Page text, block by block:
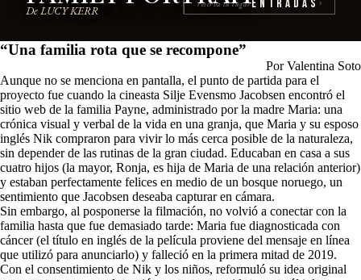
De LUCY KERR
reserva tu lugarEntradas ›
“Una familia rota que se recompone”
Por Valentina Soto
Aunque no se menciona en pantalla, el punto de partida para el
proyecto fue cuando la cineasta Silje Evensmo Jacobsen encontró el
sitio web de la familia Payne, administrado por la madre Maria: una
crónica visual y verbal de la vida en una granja, que Maria y su esposo
inglés Nik compraron para vivir lo más cerca posible de la naturaleza,
sin depender de las rutinas de la gran ciudad. Educaban en casa a sus
cuatro hijos (la mayor, Ronja, es hija de Maria de una relación anterior)
y estaban perfectamente felices en medio de un bosque noruego, un
sentimiento que Jacobsen deseaba capturar en cámara.
Sin embargo, al posponerse la filmación, no volvió a conectar con la
familia hasta que fue demasiado tarde: Maria fue diagnosticada con
cáncer (el título en inglés de la película proviene del mensaje en línea
que utilizó para anunciarlo) y falleció en la primera mitad de 2019.
Con el consentimiento de Nik y los niños, reformuló su idea original